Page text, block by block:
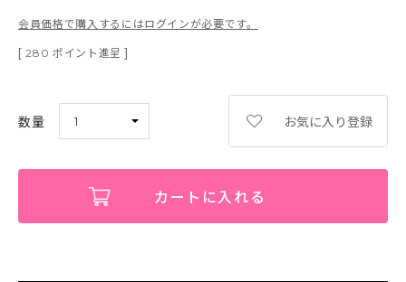
会員価格で購入するにはログインが必要です。
[ 280 ポイント進呈 ]
お気に入り登録
カートに入れる